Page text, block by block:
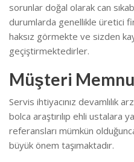
sorunlar doğal olarak can
durumlarda genellikle üretici
haksız görmekte ve sizden
geçiştirmektedirler.
Müşteri
Servis ihtiyacınız devamlılık
bolca araştırılıp ehli ustalara
referansları mümkün
büyük önem taşımaktadır.